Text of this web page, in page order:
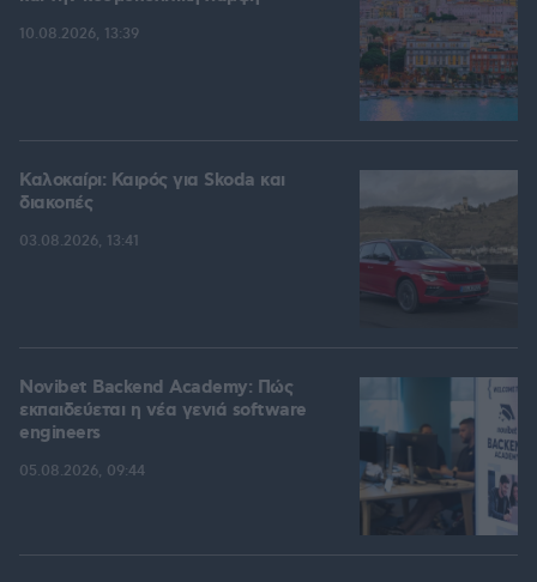
10.08.2026, 13:39
Καλοκαίρι: Καιρός για Skoda και
διακοπές
03.08.2026, 13:41
Novibet Backend Academy: Πώς
εκπαιδεύεται η νέα γενιά software
engineers
05.08.2026, 09:44